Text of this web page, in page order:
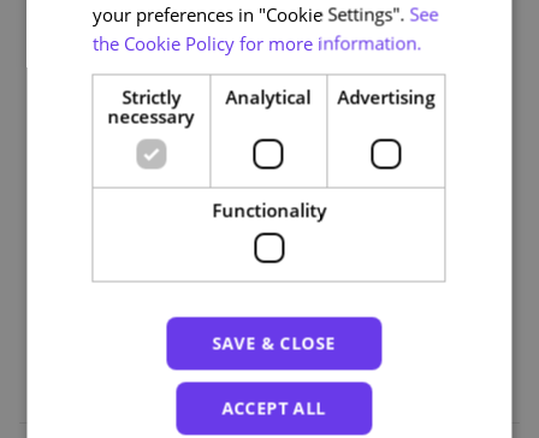
Course plan
1. Internet e Dispositivos Digitais
1.1 Internet – Contextualização Histórica
1.2 Os navegadores para aceder à Internet
1.3 Dispositivos que permitem aceder à Internet
2. Aceder à Internet Através de Diferentes Dispositivos
2.2 Aceder à Internet através de dispositivos móveis
your preferences in "Cookie Settings". See
the Cookie Policy for more information.
Strictly
necessary
Analytical Advertising
Functionality
SAVE & CLOSE
ACCEPT ALL